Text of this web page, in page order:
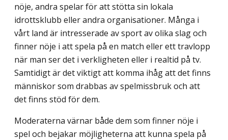
nöje, andra spelar för att stötta sin lokala
idrottsklubb eller andra organisationer. Många i
vårt land är intresserade av sport av olika slag och
finner nöje i att spela på en match eller ett travlopp
när man ser det i verkligheten eller i realtid på tv.
Samtidigt är det viktigt att komma ihåg att det finns
människor som drabbas av spelmissbruk och att
det finns stöd för dem.
Moderaterna värnar både dem som finner nöje i
spel och bejakar möjligheterna att kunna spela på